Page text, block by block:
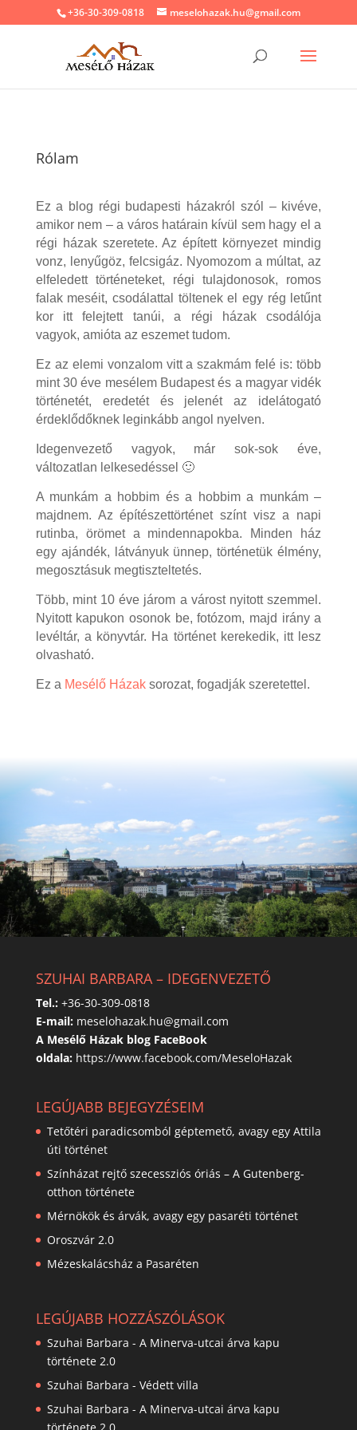
+36-30-309-0818 meselohazak.hu@gmail.com
Rólam
Ez a blog régi budapesti házakról szól – kivéve,
amikor nem – a város határain kívül sem hagy el a
régi házak szeretete. Az épített környezet mindig
vonz, lenyűgöz, felcsigáz. Nyomozom a múltat, az
elfeledett történeteket, régi tulajdonosok, romos
falak meséit, csodálattal töltenek el egy rég letűnt
kor itt felejtett tanúi, a régi házak csodálója
vagyok, amióta az eszemet tudom.
Ez az elemi vonzalom vitt a szakmám felé is: több
mint 30 éve mesélem Budapest és a magyar vidék
történetét, eredetét és jelenét az idelátogató
érdeklődőknek leginkább angol nyelven.
Idegenvezető vagyok, már sok-sok éve,
változatlan lelkesedéssel 🙂
A munkám a hobbim és a hobbim a munkám –
majdnem. Az építészettörténet színt visz a napi
rutinba, örömet a mindennapokba. Minden ház
egy ajándék, látványuk ünnep, történetük élmény,
megosztásuk megtiszteltetés.
Több, mint 10 éve járom a várost nyitott szemmel.
Nyitott kapukon osonok be, fotózom, majd irány a
levéltár, a könyvtár. Ha történet kerekedik, itt lesz
olvasható.
Ez a Mesélő Házaksorozat, fogadják szeretettel.
SZUHAI BARBARA – IDEGENVEZETŐ
Tel.: +36-30-309-0818
E-mail: meselohazak.hu@gmail.com
A Mesélő Házak blog FaceBook
oldala: https://www.facebook.com/MeseloHazak
LEGÚJABB BEJEGYZÉSEIM
Tetőtéri paradicsomból géptemető, avagy egy Attila
úti történet
Színházat rejtő szecessziós óriás – A Gutenberg-
otthon története
Mérnökök és árvák, avagy egy pasaréti történet
Oroszvár 2.0
Mézeskalácsház a Pasaréten
LEGÚJABB HOZZÁSZÓLÁSOK
Szuhai Barbara - A Minerva-utcai árva kapu
története 2.0
Szuhai Barbara - Védett villa
Szuhai Barbara - A Minerva-utcai árva kapu